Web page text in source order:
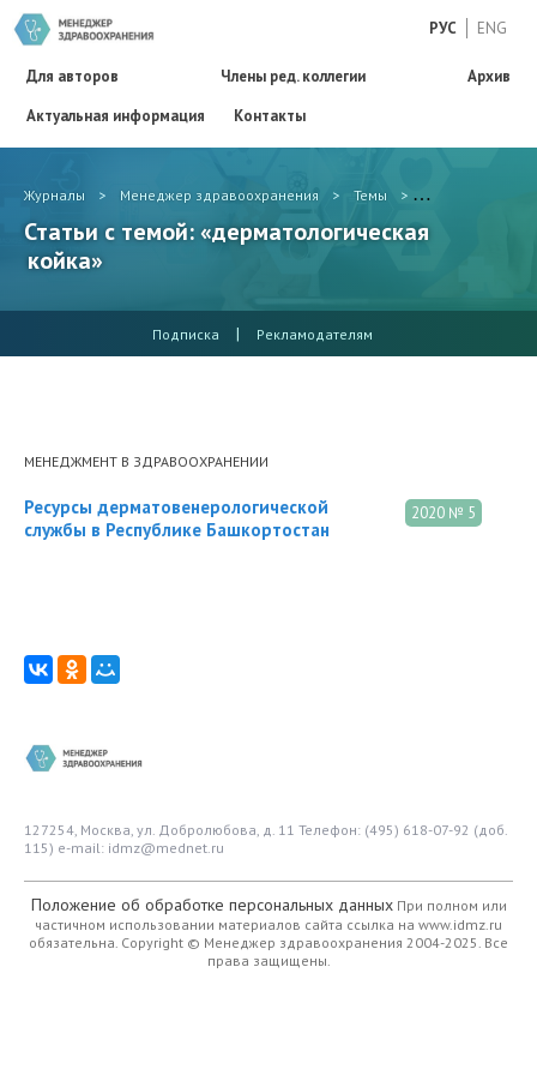
РУС ENG
Для авторов Члены ред. коллегии
Архив
Актуальная информация
Контакты
Журналы > Менеджер здравоохранения > Темы >
Статьи с темой: «дерматологическая
койка»
Подписка | Рекламодателям
МЕНЕДЖМЕНТ В ЗДРАВООХРАНЕНИИ
2020 № 5
Ресурсы дерматовенерологической
службы в Республике Башкортостан
127254, Москва, ул. Добролюбова, д. 11 Телефон: (495) 618-07-92 (доб.
115) e-mail: idmz@mednet.ru
Положение об обработке персональных данныхПри полном или
частичном использовании материалов сайта ссылка на www.idmz.ru
обязательна. Copyright © Менеджер здравоохранения 2004-2025. Все
права защищены.